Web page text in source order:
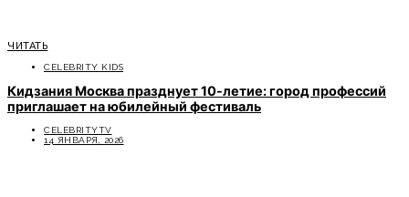
ЧИТАТЬ
CELEBRITY KIDS
Кидзания Москва празднует 10-летие: город профессий
приглашает на юбилейный фестиваль
CELEBRITYTV
14 ЯНВАРЯ, 2026